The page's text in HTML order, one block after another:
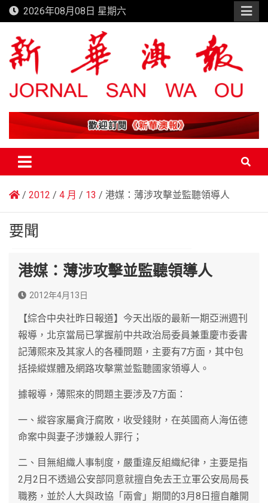
Skip
to
content
2026年08月08日 星期六
新華澳報
2012 4 月 13 港媒：薄涉攻擊並監聽領導人
要聞
港媒：薄涉攻擊並監聽領導人
2012年4月13日
【綜合中央社昨日報道】今天出版的最新一期亞洲週刊
報導，北京當局已掌握前中共政治局委員兼重慶市委書
記薄熙來及其家人的各種問題，主要有7方面，其中包
括操縱媒體及網路攻擊黨並監聽國家領導人。
據報導，薄熙來的問題主要涉及7方面：
一、縱容家屬貪汙腐敗，收受錢財，在英國商人海伍德
命案中與妻子涉嫌殺人罪行；
二、目無組織人事制度，嚴重違反組織紀律，主要是指
2月2日不透過公安部同意就擅自免去王立軍公安局局長
職務，並於人大與政協「兩會」期間的3月8日擅自離開